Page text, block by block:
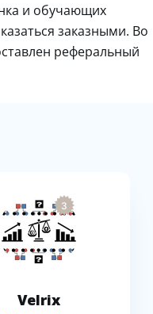
и обучающих
заказными. Во
реферальный
3
Velrix